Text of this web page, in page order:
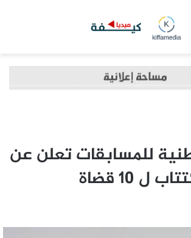
للمسابقات تعلن عن
10 قضاة